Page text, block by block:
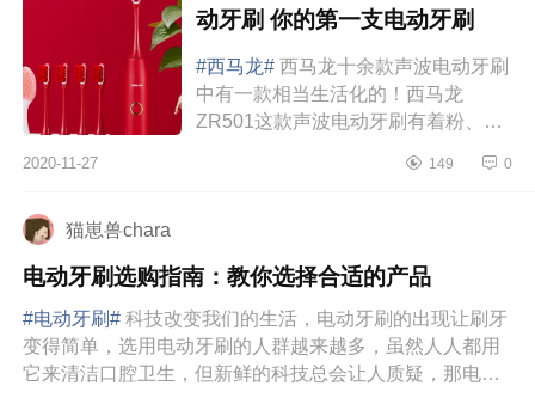
动牙刷 你的第一支电动牙刷
#西马龙# 西马龙十余款声波电动牙刷
中有一款相当生活化的！西马龙
ZR501这款声波电动牙刷有着粉、
感型专属刷头，能够贴心呵护牙龈；
2020-11-27 149 0
猫崽兽chara
电动牙刷选购指南：教你选择合适的产品
#电动牙刷# 科技改变我们的生活，电动牙刷的出现让刷牙
变得简单，选用电动牙刷的人群越来越多，虽然人人都用
它来清洁口腔卫生，但新鲜的科技总会让人质疑，那电动